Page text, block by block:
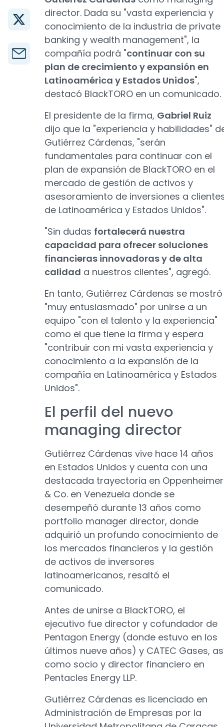
director. Dada su "vasta experiencia y
conocimiento de la industria de private
banking y wealth management", la
compañía podrá "continuar con su
plan de crecimiento y expansión en
Latinoamérica y Estados Unidos",
destacó BlackTORO en un comunicado.
El presidente de la firma, Gabriel Ruiz
dijo que la "experiencia y habilidades"
Gutiérrez Cárdenas, "serán
fundamentales para continuar con el
plan de expansión de BlackTORO en el
mercado de gestión de activos y
asesoramiento de inversiones a
de Latinoamérica y Estados Unidos".
"Sin dudas fortalecerá nuestra
capacidad para ofrecer soluciones
financieras innovadoras y de alta
calidad a nuestros clientes", agregó.
En tanto, Gutiérrez Cárdenas se mostró
"muy entusiasmado" por unirse a un
equipo "con el talento y la experiencia"
como el que tiene la firma y espera
"contribuir con mi vasta experiencia y
conocimiento a la expansión de la
compañía en Latinoamérica y Estados
Unidos".
El perfil del nuevo
managing director
Gutiérrez Cárdenas vive hace 14 años
en Estados Unidos y cuenta con una
destacada trayectoria en Oppenheimer
& Co. en Venezuela donde se
desempeñó durante 13 años como
portfolio manager director, donde
adquirió un profundo conocimiento de
los mercados financieros y la gestión
de activos de inversores
latinoamericanos, resaltó el
comunicado.
Antes de unirse a BlackTORO, el
ejecutivo fue director y cofundador de
Pentagon Energy (donde estuvo en los
últimos nueve años) y CATEC Gases,
como socio y director financiero en
Pentacles Energy LLP.
Gutiérrez Cárdenas es licenciado en
Administración de Empresas por la